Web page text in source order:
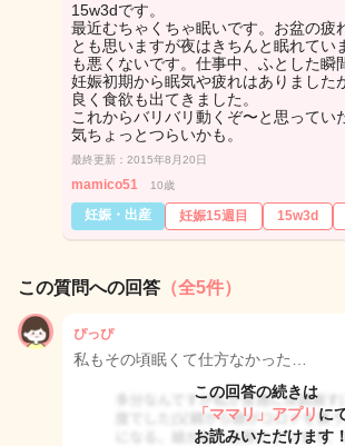
15w3dです。
最近むちゃくちゃ眠いです。お盆の疲
とも思いますが夜はきちんと眠れてい
も悪くないです。仕事中、ふとした瞬
妊娠初期から眠気や疲れはありました
良く食欲も出てきました。
これからバリバリ動くぞ〜と思ってい
気ちょっとつらいかも。
最終更新：2015年8月20日
mamico51 10歳
妊娠・出産 妊娠15週目 15w3d
この質問への回答 （全5件）
ぴっぴ
私もその頃眠くて仕方なかった…
この回答の続きは
「ママリ」アプリ に
お読みいただけます！